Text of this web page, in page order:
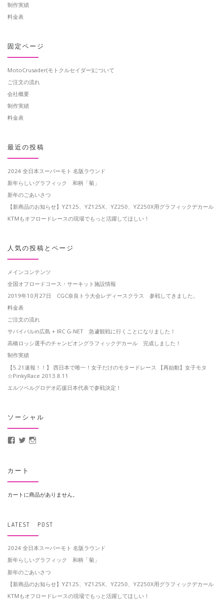
制作実績
料金表
固定ページ
MotoCrusader(モトクルセイダー)について
ご注文の流れ
会社概要
制作実績
料金表
最近の投稿
2024 全日本スーパーモト 名阪ラウンド
新年らしいグラフィック 和柄「菊」
新年のごあいさつ
【新商品のお知らせ】YZ125、YZ125X、YZ250、YZ250X用グラフィックデカール
KTMもオフロードレースの現場でもっと活躍してほしい！
人気の投稿とページ
メインコンテンツ
全国オフロードコース・サーキット施設情報
2019年10月27日 CGC奈良トラ大会レディースクラス 参戦してきました。
料金表
ご注文の流れ
サバイバルin広島 + IRC G-NET 急遽観戦に行くことになりました！
高橋ロッシ選手のチャンピオングラフィックデカール 完成しました！
制作実績
【5.21速報！！】 西日本で唯一！女子だけのモタードレース 【再始動】女子モタ
☆PinkyRace 2013.8.11
エルツベルグロデオ応援日本代表で参戦決定！
ソーシャル
MotoCrusader さんのプロフィールを Facebook で表示
@MotoCrusader さんのプロフィールを Twitter で表示
カート
カートに商品がありません。
LATEST POST
2024 全日本スーパーモト 名阪ラウンド
新年らしいグラフィック 和柄「菊」
新年のごあいさつ
【新商品のお知らせ】YZ125、YZ125X、YZ250、YZ250X用グラフィックデカール
KTMもオフロードレースの現場でもっと活躍してほしい！